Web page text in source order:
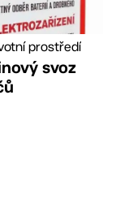
prostředí
svoz